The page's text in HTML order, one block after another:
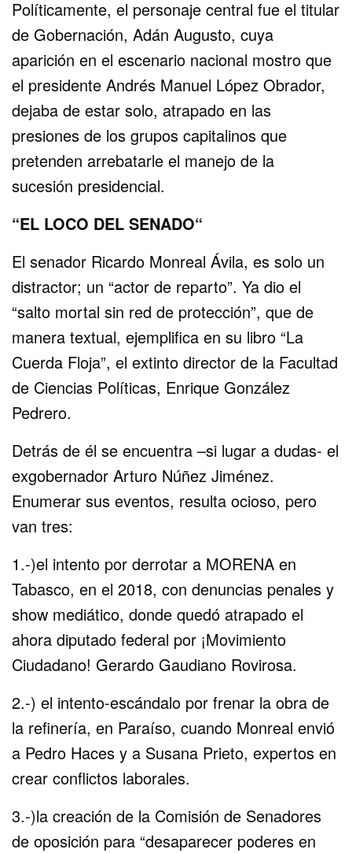
Políticamente, el personaje central fue el titular
de Gobernación, Adán Augusto, cuya
aparición en el escenario nacional mostro que
el presidente Andrés Manuel López Obrador,
dejaba de estar solo, atrapado en las
presiones de los grupos capitalinos que
pretenden arrebatarle el manejo de la
sucesión presidencial.
“EL LOCO DEL SENADO“
El senador Ricardo Monreal Ávila, es solo un
distractor; un “actor de reparto”. Ya dio el
“salto mortal sin red de protección”, que de
manera textual, ejemplifica en su libro “La
Cuerda Floja”, el extinto director de la Facultad
de Ciencias Políticas, Enrique González
Pedrero.
Detrás de él se encuentra –si lugar a dudas- el
exgobernador Arturo Núñez Jiménez.
Enumerar sus eventos, resulta ocioso, pero
van tres:
1.-)el intento por derrotar a MORENA en
Tabasco, en el 2018, con denuncias penales y
show mediático, donde quedó atrapado el
ahora diputado federal por ¡Movimiento
Ciudadano! Gerardo Gaudiano Rovirosa.
2.-) el intento-escándalo por frenar la obra de
la refinería, en Paraíso, cuando Monreal envió
a Pedro Haces y a Susana Prieto, expertos en
crear conflictos laborales.
3.-)la creación de la Comisión de Senadores
de oposición para “desaparecer poderes en